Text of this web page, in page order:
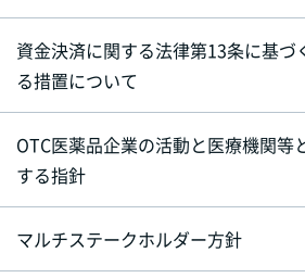
資金決済に関する法律第13条に基づ
る措置について
OTC医薬品企業の活動と医療機関等
する指針
マルチステークホルダー方針